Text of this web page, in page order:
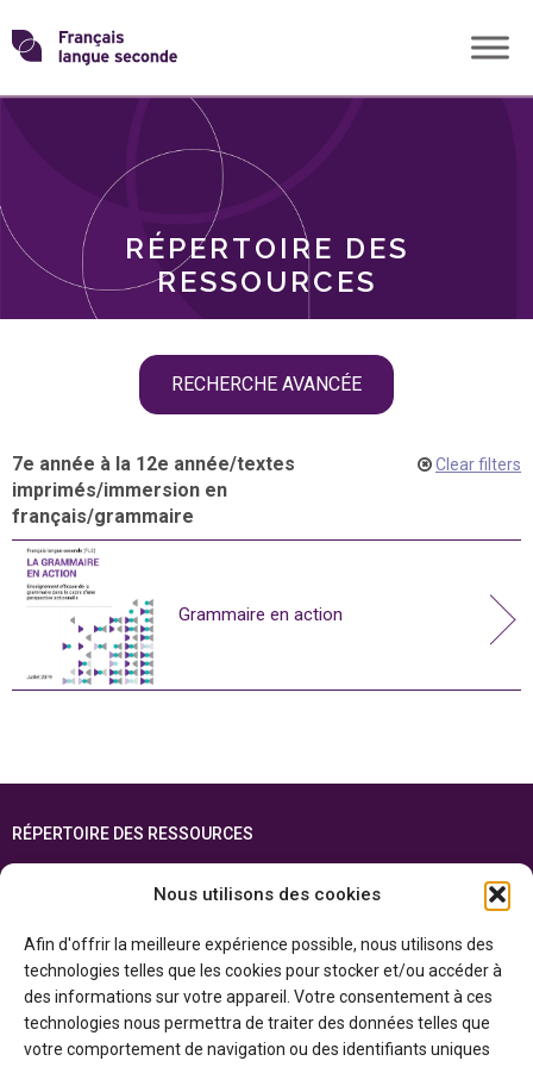
Nous utilisons des cookies
Afin d'offrir la meilleure expérience possible, nous utilisons des
technologies telles que les cookies pour stocker et/ou accéder à
des informations sur votre appareil. Votre consentement à ces
technologies nous permettra de traiter des données telles que
votre comportement de navigation ou des identifiants uniques
Skip
toTransformons
langue
RÉPERTOIRE DES
RESSOURCES
RECHERCHE AVANCÉE
THÈMES
7e année à la 12e année/textes
imprimés/immersion en
français/grammaire
Clear filters
Grammaire en action
RÉPERTOIRE DES RESSOURCES
ENGLISH
Cette ressource est réalisée grâce au soutien financier du gouvernement de
l’Ontario et du gouvernement duCanada par l’entremise du ministère du
Patrimoine canadien